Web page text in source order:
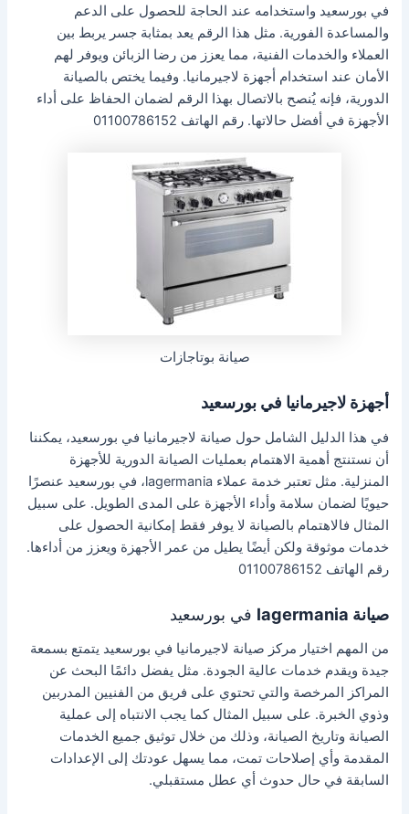
في بورسعيد واستخدامه عند الحاجة للحصول على الدعم
والمساعدة الفورية. مثل هذا الرقم يعد بمثابة جسر يربط بين
العملاء والخدمات الفنية، مما يعزز من رضا الزبائن ويوفر لهم
الأمان عند استخدام أجهزة لاجيرمانيا. وفيما يختص بالصيانة
الدورية، فإنه يُنصح بالاتصال بهذا الرقم لضمان الحفاظ على أداء
الأجهزة في أفضل حالاتها. رقم الهاتف 01100786152
صيانة بوتاجازات
أجهزة لاجيرمانيا في بورسعيد
في هذا الدليل الشامل حول صيانة لاجيرمانيا في بورسعيد، يمكننا
أن نستنتج أهمية الاهتمام بعمليات الصيانة الدورية للأجهزة
المنزلية. مثل تعتبر خدمة عملاء lagermania، في بورسعيد عنصرًا
حيويًا لضمان سلامة وأداء الأجهزة على المدى الطويل. على سبيل
المثال فالاهتمام بالصيانة لا يوفر فقط إمكانية الحصول على
خدمات موثوقة ولكن أيضًا يطيل من عمر الأجهزة ويعزز من أداءها.
رقم الهاتف 01100786152
صيانة lagermania في بورسعيد
من المهم اختيار مركز صيانة لاجيرمانيا في بورسعيد يتمتع بسمعة
جيدة ويقدم خدمات عالية الجودة. مثل يفضل دائمًا البحث عن
المراكز المرخصة والتي تحتوي على فريق من الفنيين المدربين
وذوي الخبرة. على سبيل المثال كما يجب الانتباه إلى عملية
الصيانة وتاريخ الصيانة، وذلك من خلال توثيق جميع الخدمات
المقدمة وأي إصلاحات تمت، مما يسهل عودتك إلى الإعدادات
السابقة في حال حدوث أي عطل مستقبلي.